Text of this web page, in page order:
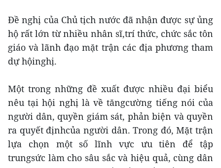
Đề nghị của Chủ tịch nước đã nhận được sự ủng
hộ rất lớn từ nhiều nhân sĩ,trí thức, chức sắc tôn
giáo và lãnh đạo mặt trận các địa phương tham
dự hộinghị.
Một trong những đề xuất được nhiều đại biểu
nêu tại hội nghị là về tăngcường tiếng nói của
người dân, quyền giám sát, phản biện và quyền
ra quyết địnhcủa người dân. Trong đó, Mặt trận
lựa chọn một số lĩnh vực ưu tiên để tập
trungsức làm cho sâu sắc và hiệu quả, cùng dân